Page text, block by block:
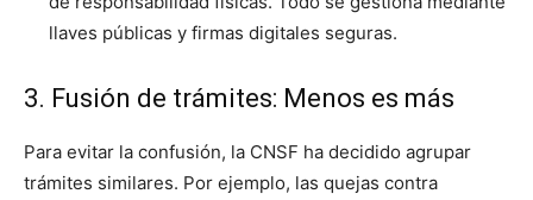
llaves públicas y firmas digitales seguras.
3. Fusión de trámites: Menos es más
Para evitar la confusión, la CNSF ha decidido agrupar
trámites similares. Por ejemplo, las quejas contra